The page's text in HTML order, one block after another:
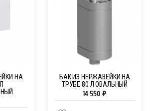
НА
БАК ИЗ НЕРЖАВЕЙКИ НА
ТРУБЕ 80 Л ОВАЛЬНЫЙ
14 550₽